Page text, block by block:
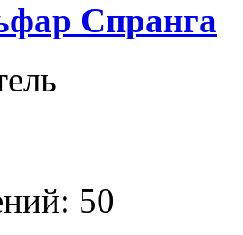
Спранга
50